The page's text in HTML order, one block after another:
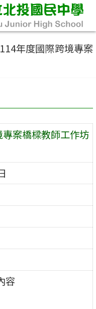
114年度國際跨境專案
案橋樑教師工作坊
容